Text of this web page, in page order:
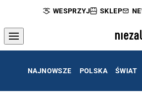
WESPRZYJ SKLEP
NAJNOWSZE POLSKA ŚWIAT